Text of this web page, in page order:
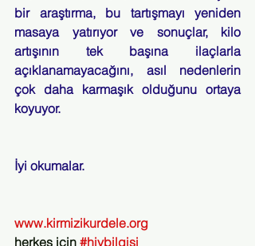
bir araştırma, bu tartışmayı yeniden
masaya yatırıyor ve sonuçlar, kilo
artışının tek başına ilaçlarla
açıklanamayacağını, asıl nedenlerin
çok daha karmaşık olduğunu ortaya
koyuyor.
İyi okumalar.
www.kirmizikurdele.org
herkes için #hivbilgisi